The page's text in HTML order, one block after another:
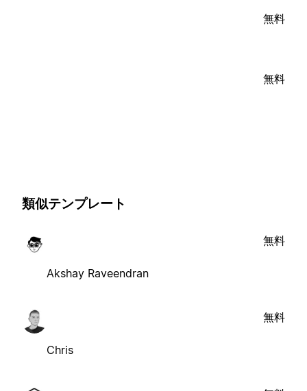
無料
無料
類似テンプレート
Akshay Raveendran
無料
Chris
無料